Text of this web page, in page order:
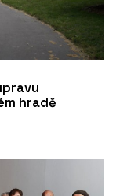
MIXTONE -
hradě